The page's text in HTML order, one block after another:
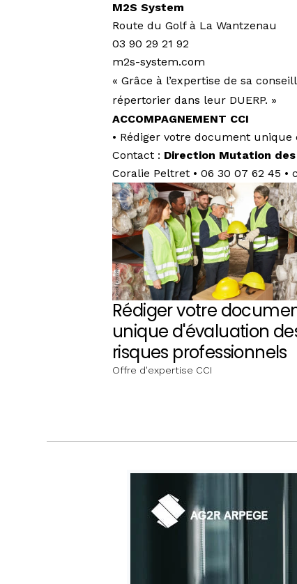
M2S System
Route du Golf à La Wantzenau
03 90 29 21 92
m2s-system.com
« Grâce à l’expertise de sa
répertorier dans leur DUERP. »
ACCOMPAGNEMENT CCI
• Rédiger votre document unique
Contact : Direction Mutation
Coralie Peltret • 06 30 07 62 45 •
Rédiger votre
unique d'évaluation
risques professionnels
Offre d'expertise CCI